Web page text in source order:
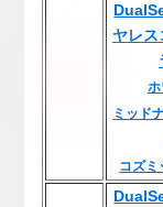
ヤレス
ホ
ミッド
コズミ